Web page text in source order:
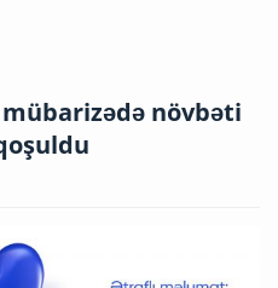
mübarizədə növbəti